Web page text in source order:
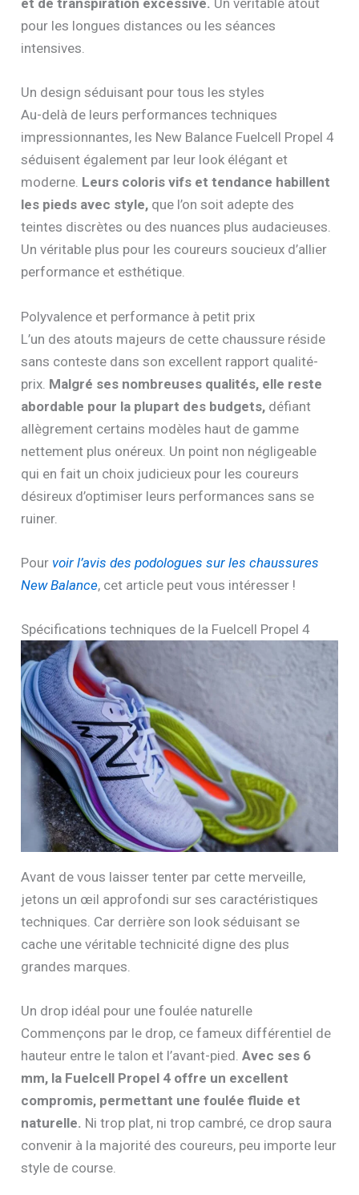
et de transpiration excessive. Un véritable atout
pour les longues distances ou les séances
intensives.
Un design séduisant pour tous les styles
Au-delà de leurs performances techniques
impressionnantes, les New Balance Fuelcell Propel 4
séduisent également par leur look élégant et
moderne. Leurs coloris vifs et tendance habillent
les pieds avec style, que l’on soit adepte des
teintes discrètes ou des nuances plus audacieuses.
Un véritable plus pour les coureurs soucieux d’allier
performance et esthétique.
Polyvalence et performance à petit prix
L’un des atouts majeurs de cette chaussure réside
sans conteste dans son excellent rapport qualité-
prix. Malgré ses nombreuses qualités, elle reste
abordable pour la plupart des budgets, défiant
allègrement certains modèles haut de gamme
nettement plus onéreux. Un point non négligeable
qui en fait un choix judicieux pour les coureurs
désireux d’optimiser leurs performances sans se
ruiner.
Pour voir l’avis des podologues sur les chaussures
New Balance, cet article peut vous intéresser !
Spécifications techniques de la Fuelcell Propel 4
Avant de vous laisser tenter par cette merveille,
jetons un œil approfondi sur ses caractéristiques
techniques. Car derrière son look séduisant se
cache une véritable technicité digne des plus
grandes marques.
Un drop idéal pour une foulée naturelle
Commençons par le drop, ce fameux différentiel de
hauteur entre le talon et l’avant-pied.Avec ses 6
mm, la Fuelcell Propel 4 offre un excellent
compromis, permettant une foulée fluide et
naturelle. Ni trop plat, ni trop cambré, ce drop saura
convenir à la majorité des coureurs, peu importe leur
style de course.